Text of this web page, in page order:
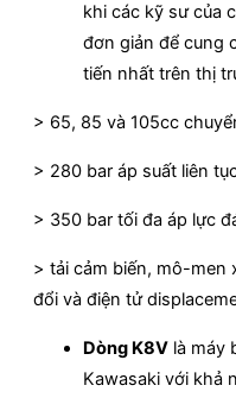
khi các kỹ sư của
đơn giản để cung
tiến nhất trên thị
> 65, 85 và 105cc
> 280 bar áp suất liên
> 350 bar tối đa áp lực
> tải cảm biến, mô-men
đổi và điện tử
Dòng K8V là máy
Kawasaki với khả